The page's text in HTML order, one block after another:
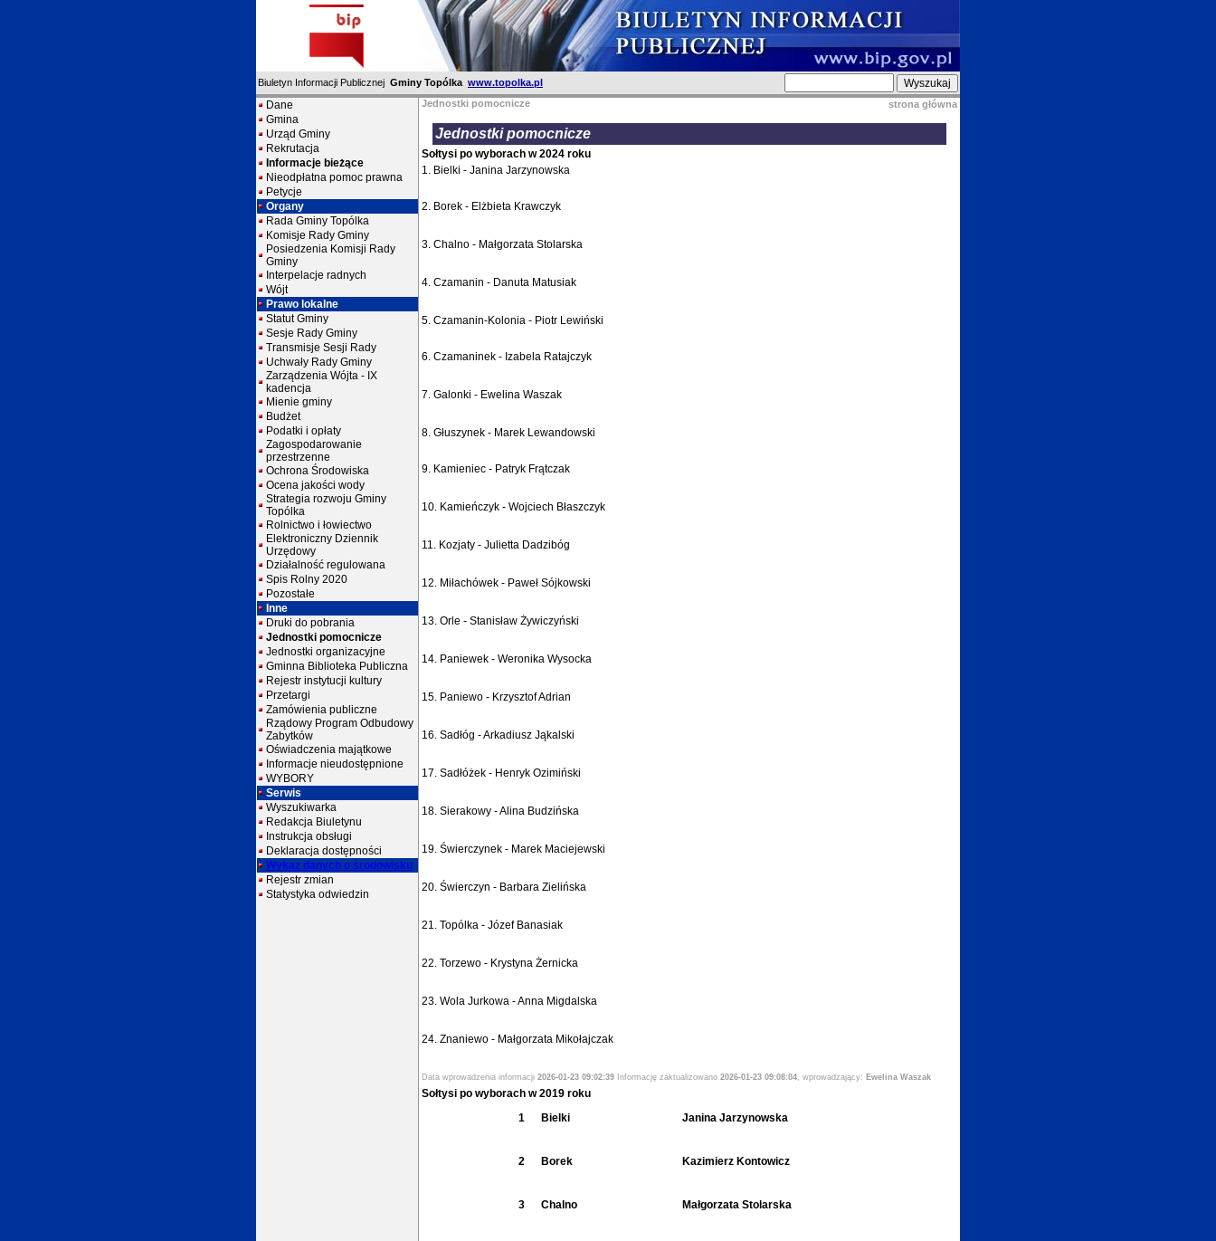
Biuletyn Informacji Publicznej Gminy Topólka www.topolka.pl
Dane
Gmina
Urząd Gminy
Rekrutacja
Informacje bieżące
Nieodpłatna pomoc prawna
Petycje
Organy
Rada Gminy Topólka
Komisje Rady Gminy
Posiedzenia Komisji Rady
Gminy
Interpelacje radnych
Wójt
Prawo lokalne
Statut Gminy
Sesje Rady Gminy
Transmisje Sesji Rady
Uchwały Rady Gminy
Zarządzenia Wójta - IX
kadencja
Mienie gminy
Budżet
Podatki i opłaty
Zagospodarowanie
przestrzenne
Ochrona Środowiska
Ocena jakości wody
Strategia rozwoju Gminy
Topólka
Rolnictwo i łowiectwo
Elektroniczny Dziennik
Urzędowy
Działalność regulowana
Spis Rolny 2020
Pozostałe
Inne
Druki do pobrania
Jednostki pomocnicze
Jednostki organizacyjne
Gminna Biblioteka Publiczna
Rejestr instytucji kultury
Przetargi
Zamówienia publiczne
Rządowy Program Odbudowy
Zabytków
Oświadczenia majątkowe
Informacje nieudostępnione
WYBORY
Serwis
Wyszukiwarka
Redakcja Biuletynu
Instrukcja obsługi
Deklaracja dostępności
Wykaz danych o środowisku
Rejestr zmian
Statystyka odwiedzin
Jednostki pomocnicze strona główna
Jednostki pomocnicze
Sołtysi po wyborach w 2024 roku
1. Bielki - Janina Jarzynowska
2. Borek - Elżbieta Krawczyk
3. Chalno - Małgorzata Stolarska
4. Czamanin - Danuta Matusiak
5. Czamanin-Kolonia - Piotr Lewiński
6. Czamaninek - Izabela Ratajczyk
7. Galonki - Ewelina Waszak
8. Głuszynek - Marek Lewandowski
9. Kamieniec - Patryk Frątczak
10. Kamieńczyk - Wojciech Błaszczyk
11. Kozjaty - Julietta Dadzibóg
12. Miłachówek - Paweł Sójkowski
13. Orle - Stanisław Żywiczyński
14. Paniewek - Weronika Wysocka
15. Paniewo - Krzysztof Adrian
16. Sadłóg - Arkadiusz Jąkalski
17. Sadłóżek - Henryk Ozimiński
18. Sierakowy - Alina Budzińska
19. Świerczynek - Marek Maciejewski
20. Świerczyn - Barbara Zielińska
21. Topólka - Józef Banasiak
22. Torzewo - Krystyna Żernicka
23. Wola Jurkowa - Anna Migdalska
24. Znaniewo - Małgorzata Mikołajczak
Data wprowadzenia informacji 2026-01-23 09:02:39 Informację zaktualizowano 2026-01-23 09:08:04, wprowadzający: Ewelina Waszak
Sołtysi po wyborach w 2019 roku
1
Bielki Janina Jarzynowska
2 Borek Kazimierz Kontowicz
3 Chalno Małgorzata Stolarska